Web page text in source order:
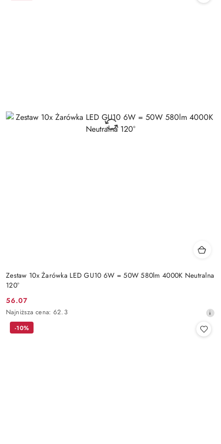
Zestaw 10x Żarówka LED GU10 6W = 50W 580lm 4000K Neutralna
120°
Cena
promocyjna:
56.07
Najniższa
cena
Najniższa cena: 62.3
-10%